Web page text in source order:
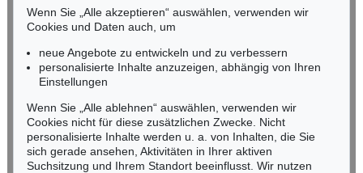
Mobil: +49 (0)171 8618661
n.kassel@kettererkunst.de
Keine Auktion mehr verpassen!
Wir informieren Sie rechtzeitig.
Wenn Sie „Alle akzeptieren“ auswählen, verwenden wir
Cookies und Daten auch, um
neue Angebote zu entwickeln und zu verbessern
personalisierte Inhalte anzuzeigen, abhängig von Ihren
Einstellungen
Wenn Sie „Alle ablehnen“ auswählen, verwenden wir
Cookies nicht für diese zusätzlichen Zwecke. Nicht
personalisierte Inhalte werden u. a. von Inhalten, die Sie
sich gerade ansehen, Aktivitäten in Ihrer aktiven
Suchsitzung und Ihrem Standort beeinflusst. Wir nutzen